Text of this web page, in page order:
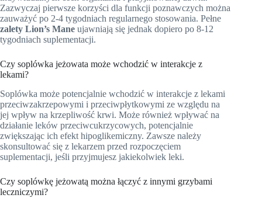
Zazwyczaj pierwsze korzyści dla funkcji poznawczych można
zauważyć po 2-4 tygodniach regularnego stosowania. Pełne
zalety Lion’s Mane ujawniają się jednak dopiero po 8-12
tygodniach suplementacji.
Czy soplówka jeżowata może wchodzić w interakcje z
lekami?
Soplówka może potencjalnie wchodzić w interakcje z lekami
przeciwzakrzepowymi i przeciwpłytkowymi ze względu na
jej wpływ na krzepliwość krwi. Może również wpływać na
działanie leków przeciwcukrzycowych, potencjalnie
zwiększając ich efekt hipoglikemiczny. Zawsze należy
skonsultować się z lekarzem przed rozpoczęciem
suplementacji, jeśli przyjmujesz jakiekolwiek leki.
Czy soplówkę jeżowatą można łączyć z innymi grzybami
leczniczymi?